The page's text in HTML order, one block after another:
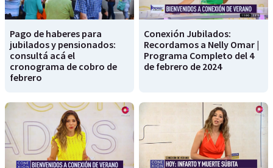
Pago de haberes para
jubilados y pensionados:
consultá acá el
cronograma de cobro de
febrero
Conexión Jubilados:
Recordamos a Nelly Omar |
Programa Completo del 4
de febrero de 2024